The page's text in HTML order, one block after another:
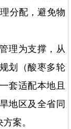
分配，避免物
理为支撑，从
划（酸枣多轮
套适配本地且
地区及全省同
案。